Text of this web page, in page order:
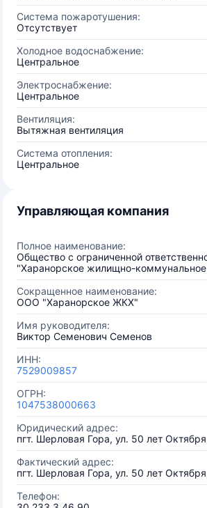
Система пожаротушения:
Отсутствует
Холодное водоснабжение:
Центральное
Электроснабжение:
Центральное
Вентиляция:
Вытяжная вентиляция
Система отопления:
Центральное
Управляющая компания
Полное наименование:
Общество с ограниченной
"Харанорское жилищно-коммунальное
Сокращенное наименование:
ООО "Харанорское ЖКХ"
Имя руководителя:
Виктор Семенович Семенов
ИНН:
7529009857
ОГРН:
1047538000663
Юридический адрес:
пгт. Шерловая Гора, ул. 50 лет
Фактический адрес:
пгт. Шерловая Гора, ул. 50 лет
Телефон: